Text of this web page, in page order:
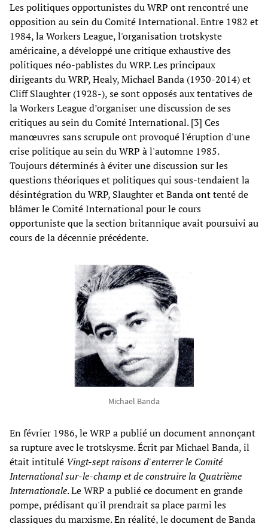
Les politiques opportunistes du WRP ont rencontré une
opposition au sein du Comité International. Entre 1982 et
1984, la Workers League, l'organisation trotskyste
américaine, a développé une critique exhaustive des
politiques néo-pablistes du WRP. Les principaux
dirigeants du WRP, Healy, Michael Banda (1930-2014) et
Cliff Slaughter (1928-), se sont opposés aux tentatives de
la Workers League d’organiser une discussion de ses
critiques au sein du Comité International. [3] Ces
manœuvres sans scrupule ont provoqué l'éruption d'une
crise politique au sein du WRP à l'automne 1985.
Toujours déterminés à éviter une discussion sur les
questions théoriques et politiques qui sous-tendaient la
désintégration du WRP, Slaughter et Banda ont tenté de
blâmer le Comité International pour le cours
opportuniste que la section britannique avait poursuivi au
cours de la décennie précédente.
Michael Banda
En février 1986, le WRP a publié un document annonçant
sa rupture avec le trotskysme. Écrit par Michael Banda, il
était intitulé Vingt-sept raisons d'enterrer le Comité
International sur-le-champ et de construire la Quatrième
Internationale. Le WRP a publié ce document en grande
pompe, prédisant qu'il prendrait sa place parmi les
classiques du marxisme. En réalité, le document de Banda